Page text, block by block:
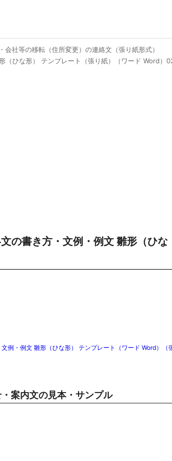
会社等の移転（住所変更）の連絡文（張り紙形式）
（ひな形） テンプレート（張り紙）（ワード Word）
の書き方・文例・例文 雛形（ひな
例・例文 雛形（ひな形） テンプレート（ワード Word）（
案内文の見本・サンプル